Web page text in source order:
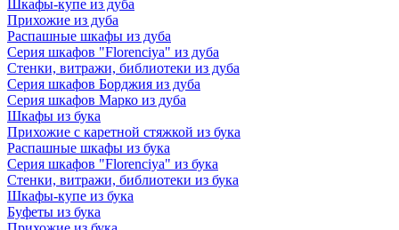
Шкафы-купе из дуба
Прихожие из дуба
Распашные шкафы из дуба
Серия шкафов "Florenciya" из дуба
Стенки, витражи, библиотеки из дуба
Серия шкафов Борджия из дуба
Серия шкафов Марко из дуба
Шкафы из бука
Прихожие с каретной стяжкой из бука
Распашные шкафы из бука
Серия шкафов "Florenciya" из бука
Стенки, витражи, библиотеки из бука
Шкафы-купе из бука
Буфеты из бука